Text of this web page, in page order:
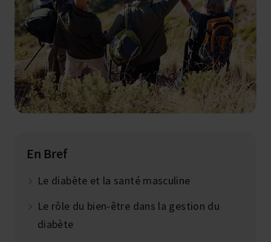
En Bref
Le diabète et la santé masculine
Le rôle du bien-être dans la gestion du
diabète